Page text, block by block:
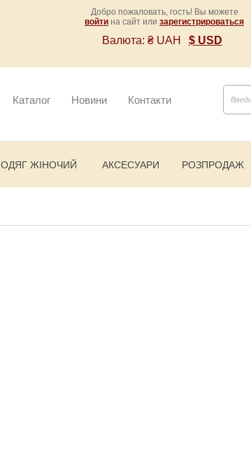
Добро пожаловать, гость! Вы можете
войти на сайт или зарегистрироваться
Валюта: ₴ UAH $ USD
Каталог Новини Контакти
ОДЯГ ЖІНОЧИЙ АКСЕСУАРИ РОЗПРОДАЖ